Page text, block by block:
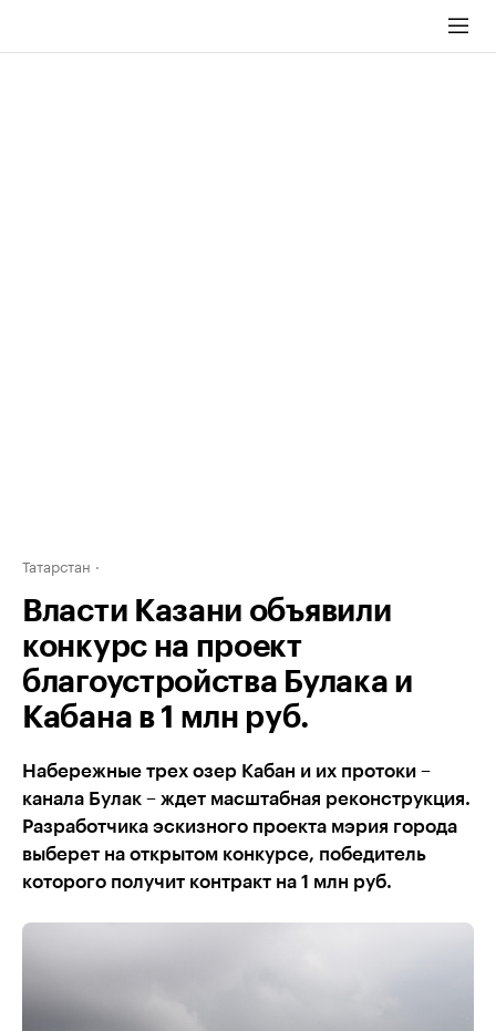
Татарстан
Власти Казани объявили
конкурс на проект
благоустройства Булака и
Кабана в 1 млн руб.
Набережные трех озер Кабан и их протоки –
канала Булак – ждет масштабная реконструкция.
Разработчика эскизного проекта мэрия города
выберет на открытом конкурсе, победитель
которого получит контракт на 1 млн руб.